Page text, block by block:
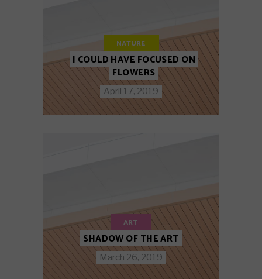
NATURE
I COULD HAVE FOCUSED ON
FLOWERS
April 17, 2019
ART
SHADOW OF THE ART
March 26, 2019